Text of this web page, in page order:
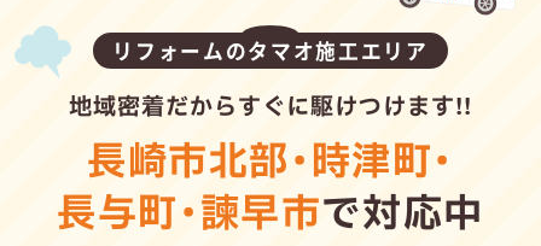
リフォームのタマオ施工エリア
地域密着だからすぐに駆けつけます!!
長崎市北部・時津町・
長与町・諫早市で対応中